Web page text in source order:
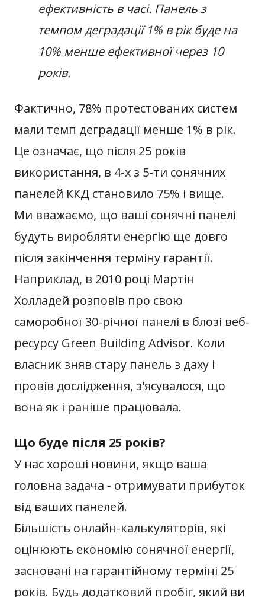
ефективність в часі. Панель з
темпом деградації 1% в рік буде на
10% менше ефективної через 10
років.
Фактично, 78% протестованих систем
мали темп деградації менше 1% в рік.
Це означає, що після 25 років
використання, в 4-х з 5-ти сонячних
панелей ККД становило 75% і вище.
Ми вважаємо, що ваші сонячні панелі
будуть виробляти енергію ще довго
після закінчення терміну гарантії.
Наприклад, в 2010 році Мартін
Холладей розповів про свою
саморобної 30-річної панелі в блозі веб-
ресурсу Green Building Advisor. Коли
власник зняв стару панель з даху і
провів дослідження, з'ясувалося, що
вона як і раніше працювала.
Що буде після 25 років?
У нас хороші новини, якщо ваша
головна задача - отримувати прибуток
від ваших панелей.
Більшість онлайн-калькуляторів, які
оцінюють економію сонячної енергії,
засновані на гарантійному терміні 25
років. Будь додатковий пробіг, який ви